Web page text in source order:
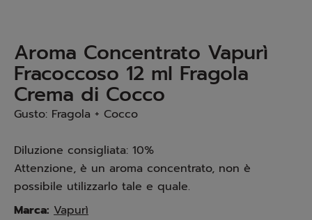
Aroma Concentrato Vapurì
Fracoccoso 12 ml Fragola
Crema di Cocco
Gusto: Fragola + Cocco
Diluzione consigliata: 10%
Attenzione, è un aroma concentrato, non è
possibile utilizzarlo tale e quale.
Marca: Vapurì